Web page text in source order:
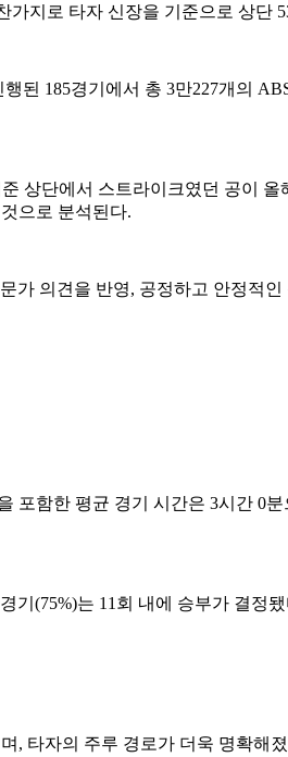
지로 타자 신장을 기준으로 상단
된 185경기에서 총 3만227개의
상단에서 스트라이크였던 공이
으로 분석된다.
가 의견을 반영, 공정하고 안정적
포함한 평균 경기 시간은 3시간
기(75%)는 11회 내에 승부가 결
, 타자의 주루 경로가 더욱 명확